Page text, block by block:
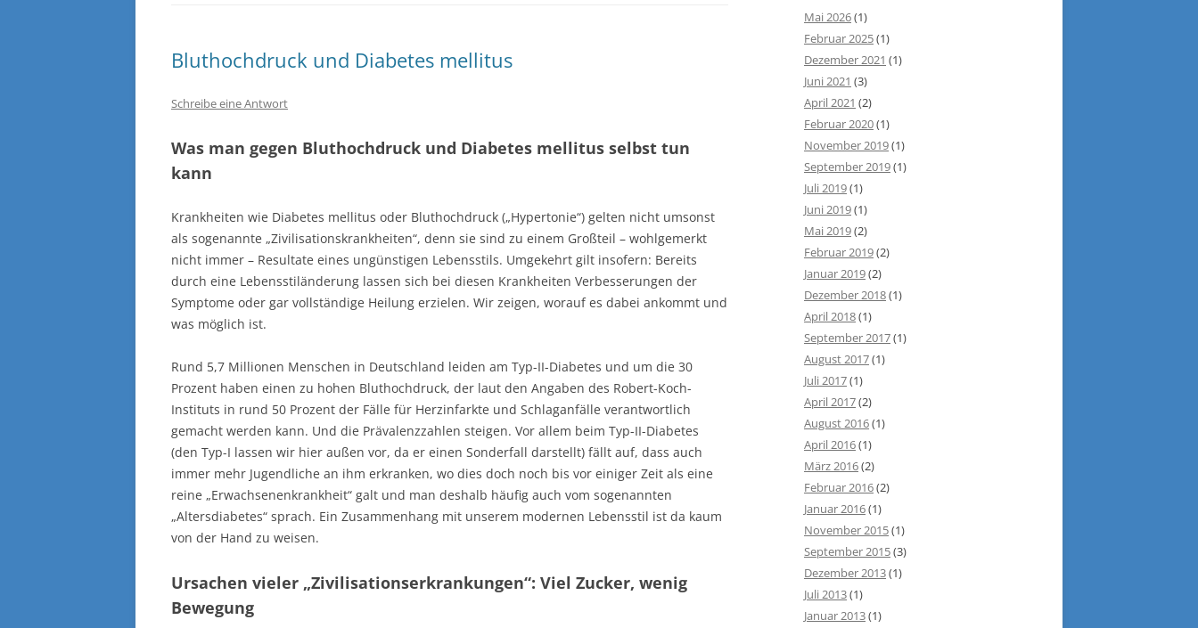
Bluthochdruck und Diabetes mellitus
Schreibe eine Antwort
Was man gegen Bluthochdruck und Diabetes mellitus selbst tun
kann
Krankheiten wie Diabetes mellitus oder Bluthochdruck („Hypertonie“) gelten nicht umsonst
als sogenannte „Zivilisationskrankheiten“, denn sie sind zu einem Großteil – wohlgemerkt
nicht immer – Resultate eines ungünstigen Lebensstils. Umgekehrt gilt insofern: Bereits
durch eine Lebensstiländerung lassen sich bei diesen Krankheiten Verbesserungen der
Symptome oder gar vollständige Heilung erzielen. Wir zeigen, worauf es dabei ankommt und
was möglich ist.
Rund 5,7 Millionen Menschen in Deutschland leiden am Typ-II-Diabetes und um die 30
Prozent haben einen zu hohen Bluthochdruck, der laut den Angaben des Robert-Koch-
Instituts in rund 50 Prozent der Fälle für Herzinfarkte und Schlaganfälle verantwortlich
gemacht werden kann. Und die Prävalenzzahlen steigen. Vor allem beim Typ-II-Diabetes
(den Typ-I lassen wir hier außen vor, da er einen Sonderfall darstellt) fällt auf, dass auch
immer mehr Jugendliche an ihm erkranken, wo dies doch noch bis vor einiger Zeit als eine
reine „Erwachsenenkrankheit“ galt und man deshalb häufig auch vom sogenannten
„Altersdiabetes“ sprach. Ein Zusammenhang mit unserem modernen Lebensstil ist da kaum
von der Hand zu weisen.
Ursachen vieler „Zivilisationserkrankungen“: Viel Zucker, wenig
Bewegung
Mai 2026(1)
Februar 2025(1)
Dezember 2021 (1)
Juni 2021 (3)
April 2021 (2)
Februar 2020(1)
November 2019(1)
September 2019(1)
Juli 2019(1)
Juni 2019(1)
Mai 2019(2)
Februar 2019(2)
Januar 2019(2)
Dezember 2018(1)
April 2018(1)
September 2017(1)
August 2017(1)
Juli 2017(1)
April 2017(2)
August 2016(1)
April 2016(1)
März 2016(2)
Februar 2016(2)
Januar 2016(1)
November 2015(1)
September 2015(3)
Dezember 2013(1)
Juli 2013(1)
Januar 2013(1)